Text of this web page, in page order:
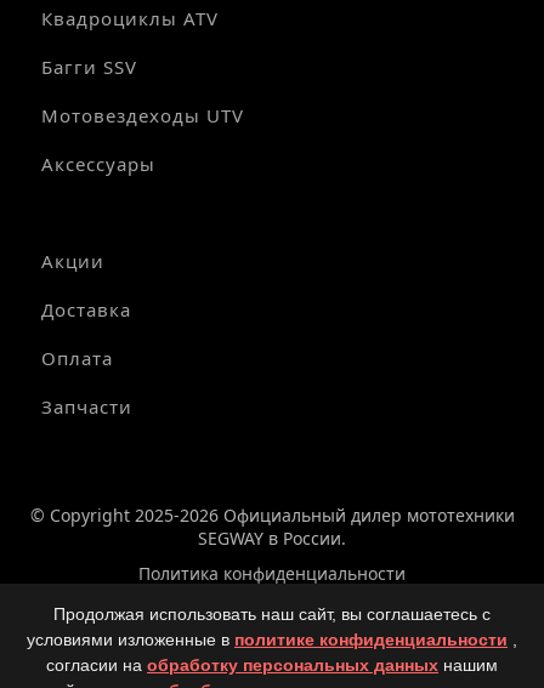
Квадроциклы ATV
Багги SSV
Мотовездеходы UTV
Аксессуары
Акции
Доставка
Оплата
Запчасти
© Copyright 2025-2026 Официальный дилер мототехники
SEGWAY в России.
Политика конфиденциальности
Вся размещённая на сайте информация, касающаяся
технических характеристик и общей информации,
стоимости техники, запасных частей и аксессуаров, носит
исключительно информационно-рекламный характер. Не
Продолжая использовать наш сайт, вы соглашаетесь с
условиями изложенные в политике конфиденциальности
согласии на обработку персональных данных нашим